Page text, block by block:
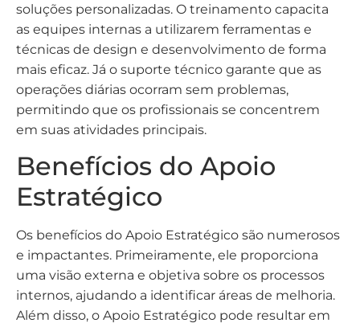
soluções personalizadas. O treinamento capacita
as equipes internas a utilizarem ferramentas e
técnicas de design e desenvolvimento de forma
mais eficaz. Já o suporte técnico garante que as
operações diárias ocorram sem problemas,
permitindo que os profissionais se concentrem
em suas atividades principais.
Benefícios do Apoio
Estratégico
Os benefícios do Apoio Estratégico são numerosos
e impactantes. Primeiramente, ele proporciona
uma visão externa e objetiva sobre os processos
internos, ajudando a identificar áreas de melhoria.
Além disso, o Apoio Estratégico pode resultar em